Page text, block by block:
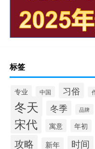
标签
专业 中国 习俗
冬天 冬季 品牌
宋代 寓意 年初
攻略 新年 时间